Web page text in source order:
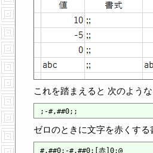
これを踏まえると 次のよう
ゼロのときに文字を赤くす